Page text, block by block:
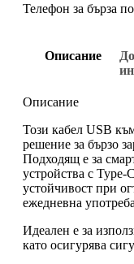
Телефон за бърза
Описание
Описание
Този кабел USB
решение за бързо
Подходящ е за
устройства с Type-
устойчивост при
ежедневна
Идеален е за
като осигурява